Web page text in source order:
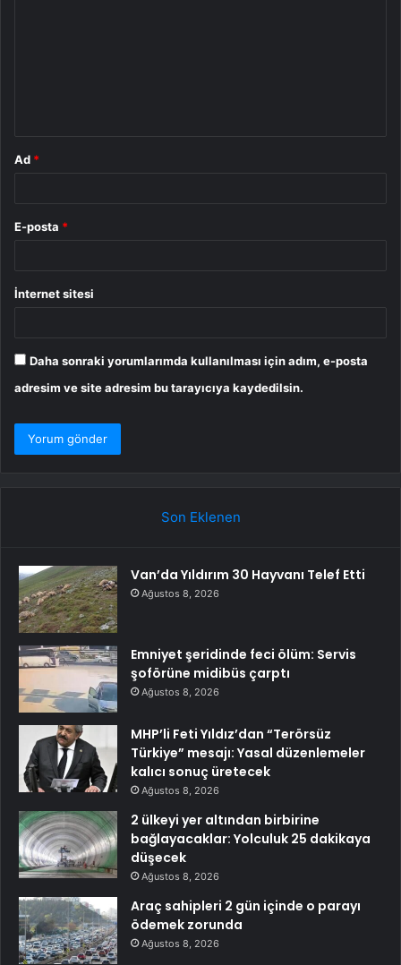
Ad *
E-posta *
İnternet sitesi
Daha sonraki yorumlarımda kullanılması için adım, e-posta
adresim ve site adresim bu tarayıcıya kaydedilsin.
Son Eklenen
Van’da Yıldırım 30 Hayvanı Telef Etti
Ağustos 8, 2026
Emniyet şeridinde feci ölüm: Servis
şoförüne midibüs çarptı
Ağustos 8, 2026
MHP’li Feti Yıldız’dan “Terörsüz
Türkiye” mesajı: Yasal düzenlemeler
kalıcı sonuç üretecek
Ağustos 8, 2026
2 ülkeyi yer altından birbirine
bağlayacaklar: Yolculuk 25 dakikaya
düşecek
Ağustos 8, 2026
Araç sahipleri 2 gün içinde o parayı
ödemek zorunda
Ağustos 8, 2026